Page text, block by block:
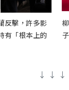
反擊，許多影
有「根本上的
↓ ↓ ↓